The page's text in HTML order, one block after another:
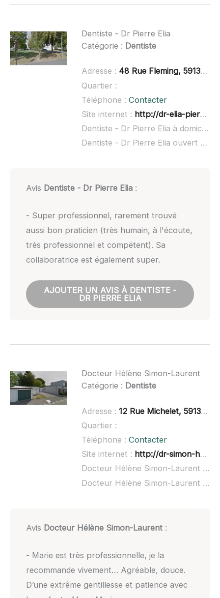
Dentiste - Dr Pierre Elia
Catégorie : Dentiste
Adresse : 48 Rue Fleming, 59139 Wattignies
Quartier :
Téléphone : Contacter
Site internet : http://dr-elia-pierre.chirurgiens-dentistes-en-france.fr/
Dentiste - Dr Pierre Elia à domicile :
Dentiste - Dr Pierre Elia ouvert dimanche :
Avis Dentiste - Dr Pierre Elia:
- Super professionnel, rarement trouvé
aussi bon praticien (très humain, à l'écoute,
très professionnel et compétent). Sa
collaboratrice est également super.
AJOUTER UN AVIS À DENTISTE -
DR PIERRE ELIA
Docteur Hélène Simon-Laurent
Catégorie : Dentiste
Adresse : 12 Rue Michelet, 59139 Wattignies
Quartier :
Téléphone : Contacter
Site internet : http://dr-simon-helene.chirurgiens-dentistes.fr/
Docteur Hélène Simon-Laurent à domicile :
Docteur Hélène Simon-Laurent ouvert dimanche :
Avis Docteur Hélène Simon-Laurent:
- Marie est très professionnelle, je la
recommande vivement… Agréable, douce.
D’une extrême gentillesse et patience avec